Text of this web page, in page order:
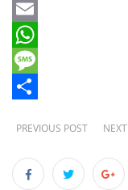
Sya'ban
Twitter
Email
WhatsApp
Message
PREVIOUS POST NEXT